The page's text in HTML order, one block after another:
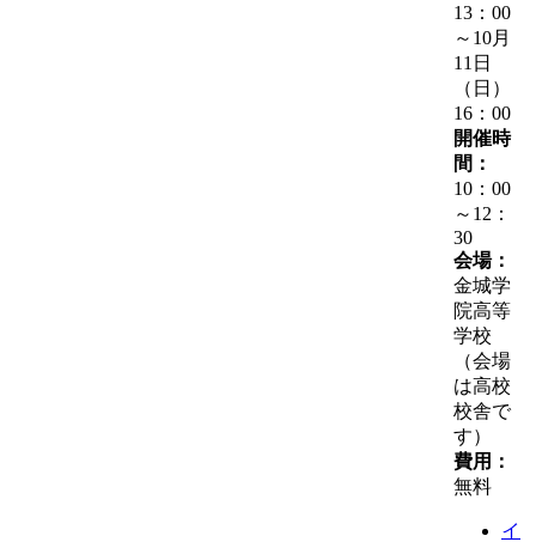
13：00
～10月
11日
（日）
16：00
開催時
間：
10：00
～12：
30
会場：
金城学
院高等
学校
（会場
は高校
校舎で
す）
費用：
無料
イ